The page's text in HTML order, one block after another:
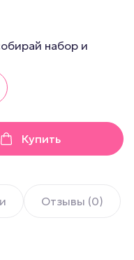
набор и
Купить
Отзывы (0)